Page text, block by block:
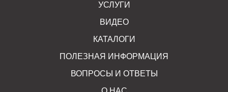
УСЛУГИ
ВИДЕО
КАТАЛОГИ
ПОЛЕЗНАЯ ИНФОРМАЦИЯ
ВОПРОСЫ И ОТВЕТЫ